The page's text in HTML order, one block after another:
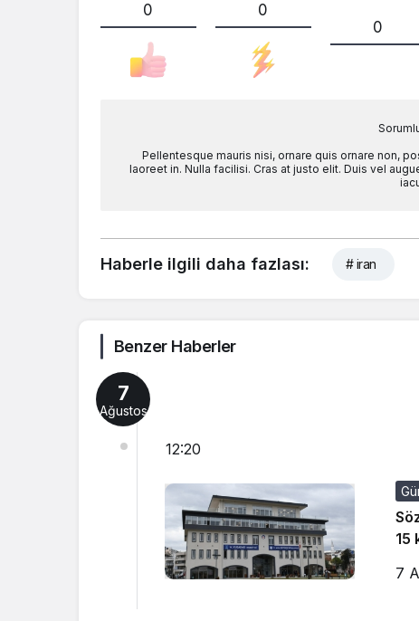
0
0
0
Pellentesque mauris nisi, ornare quis ornare non,
laoreet in. Nulla facilisi. Cras at justo elit. Duis vel
Haberle ilgili daha fazlası: # iran
Benzer Haberler
7
Ağustos
12:20
15
7